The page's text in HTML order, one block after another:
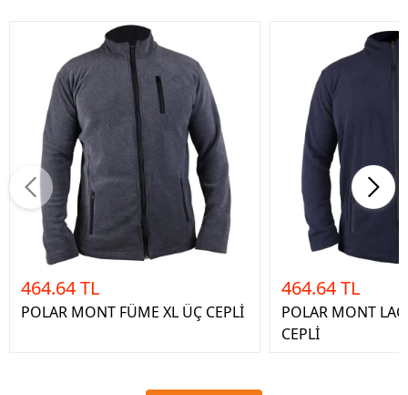
464.64 TL
POLAR MONT FÜME XL ÜÇ CEPLİ
464.64 TL
POLAR MONT
CEPLİ